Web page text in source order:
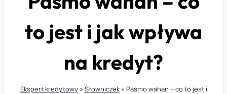
to jest i jak wpływa
na kredyt?
Ekspert kredytowy» Słowniczek» Pasmo wahań – co to jest i